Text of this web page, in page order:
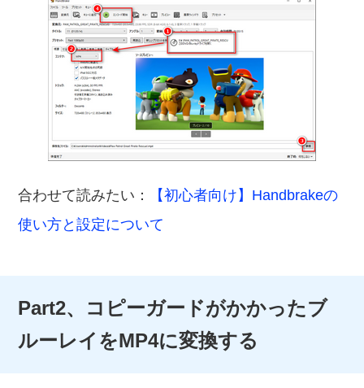
合わせて読みたい：
【初心者向け】Handbrakeの
使い方と設定について
Part2、コピーガードがかかったブ
ルーレイをMP4に変換する